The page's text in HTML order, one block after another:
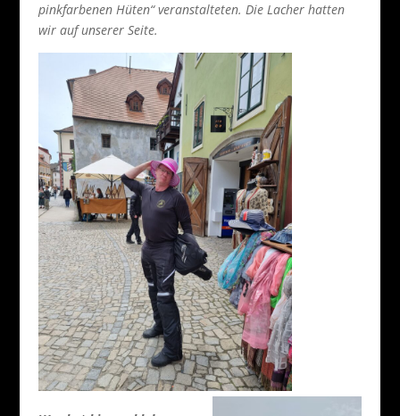
pinkfarbenen Hüten“ veranstalteten. Die Lacher hatten
wir auf unserer Seite.